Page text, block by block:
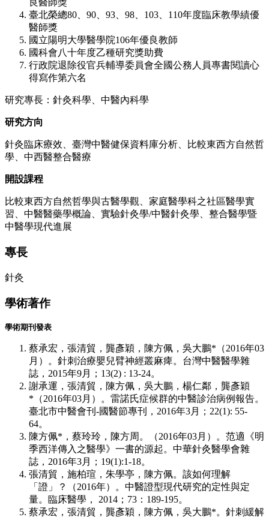
良醫師獎
臺北榮總80、90、93、98、103、110年度臨床教學績優
醫師獎
國立陽明大學醫學院106年優良教師
國科會八十年度乙種研究獎助費
行政院退除役官兵輔導委員會全國公務人員專書閱讀心
得寫作第六名
研究專長：針灸科學、中醫內科學
研究方向
針灸臨床療效、臺灣中醫健保資料庫分析、比較東西方自然哲
學、中西醫整合醫療
開設課程
比較東西方自然哲學與古醫學觀、家庭醫學科之社區醫學實
習、中醫醫藥學概論、實驗針灸學/中醫針灸學、整合醫學暨
中醫學現代進展
專長
針灸
學術著作
學術期刊發表
蔡承宏，張清貿，龔彥穎，陳方佩，吳大鵬*（2016年03
月）。針刺治療嬰兒臂神經叢麻痺。台灣中醫醫學雜
誌，2015年9月；13(2) : 13-24。
謝承運，張清貿，陳方佩，吳大鵬，楊仁鄰，龔彥穎
*（2016年03月）。雷諾氏症候群的中醫診治病例報告。
臺北市中醫會刊-國醫節專刊，2016年3月；22(1): 55-
64。
陳方佩*，蔡玲玲，陳方周。（2016年03月）。范適《明
季西洋傳入之醫學》一書的源起。中華針灸醫學會雜
誌，2016年3月；19(1):1-18。
張清貿，施柏瑄，朱學亭，陳方佩。該如何理解
「證」？（2016年）。中醫證型現代研究的定性與定
量。臨床醫學， 2014；73：189-195。
蔡承宏，張清貿，龔彥穎，陳方佩，吳大鵬*。針刺緩解